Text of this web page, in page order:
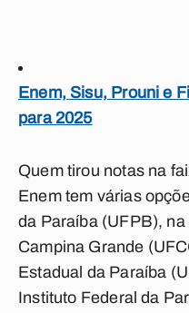
Enem, Sisu, Prouni e
para 2025
Quem tirou notas na
Enem tem várias
da Paraíba (UFPB),
Campina Grande
Estadual da Paraíba
Instituto Federal da